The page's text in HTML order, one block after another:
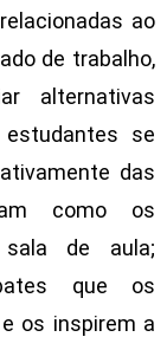
ao
de trabalho,
alternativas
estudantes se
das
como os
de aula;
que os
os inspirem a